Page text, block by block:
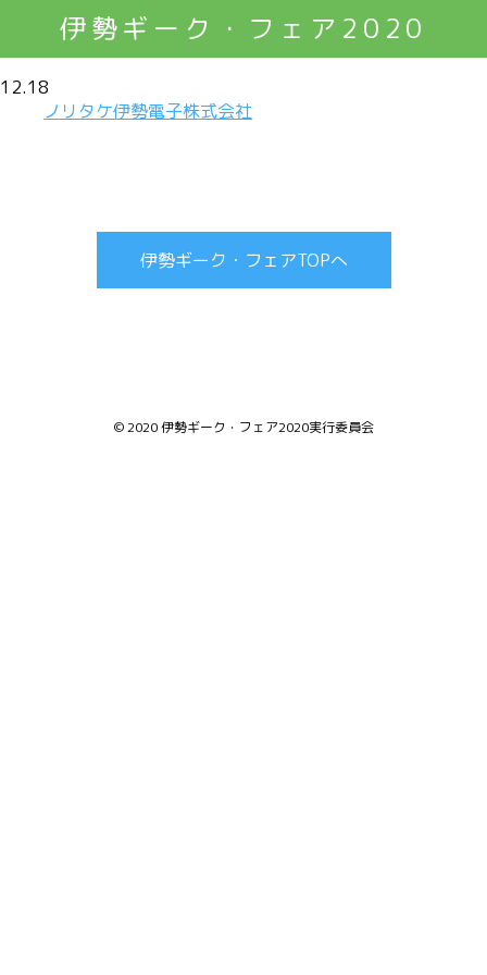
伊勢ギーク・フェア2020
12.18
ノリタケ伊勢電子株式会社
伊勢ギーク・フェアTOPへ
© 2020 伊勢ギーク・フェア2020実行委員会